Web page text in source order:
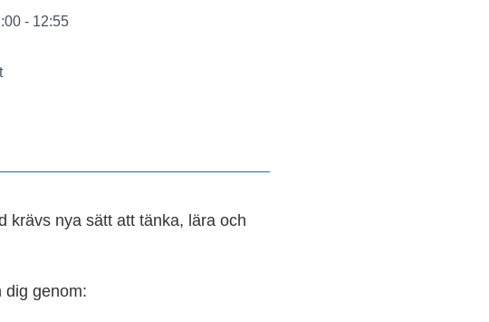
- 12:55
krävs nya sätt att tänka, lära och
dig genom: